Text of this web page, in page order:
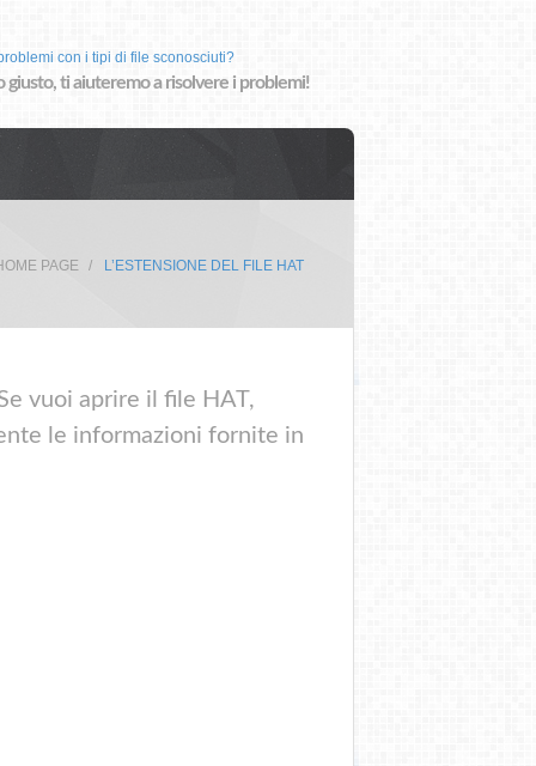
con i tipi di file sconosciuti?
giusto, ti aiuteremo a risolvere i problemi!
PAGE L’ESTENSIONE DEL FILE HAT
vuoi aprire il file HAT,
le informazioni fornite in